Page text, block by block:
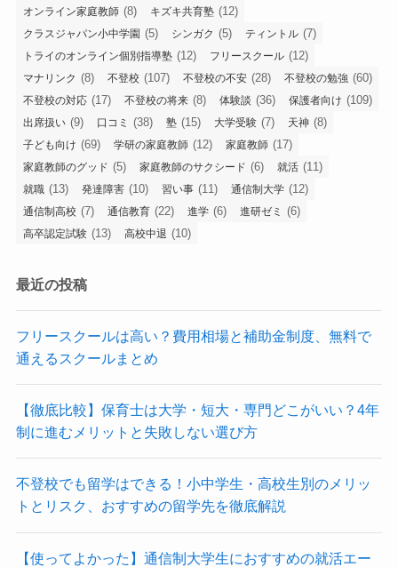
オンライン家庭教師 (8) キズキ共育塾 (12)
クラスジャパン小中学園 (5) シンガク (5) ティントル (7)
トライのオンライン個別指導塾 (12) フリースクール (12)
マナリンク (8) 不登校 (107) 不登校の不安 (28) 不登校の勉強 (60)
不登校の対応 (17) 不登校の将来 (8) 体験談 (36) 保護者向け (109)
出席扱い (9) 口コミ (38) 塾 (15) 大学受験 (7) 天神 (8)
子ども向け (69) 学研の家庭教師 (12) 家庭教師 (17)
家庭教師のグッド (5) 家庭教師のサクシード (6) 就活 (11)
就職 (13) 発達障害 (10) 習い事 (11) 通信制大学 (12)
通信制高校 (7) 通信教育 (22) 進学 (6) 進研ゼミ (6)
高卒認定試験 (13) 高校中退 (10)
最近の投稿
フリースクールは高い？費用相場と補助金制度、無料で
通えるスクールまとめ
【徹底比較】保育士は大学・短大・専門どこがいい？4年
制に進むメリットと失敗しない選び方
不登校でも留学はできる！小中学生・高校生別のメリッ
トとリスク、おすすめの留学先を徹底解説
【使ってよかった】通信制大学生におすすめの就活エー